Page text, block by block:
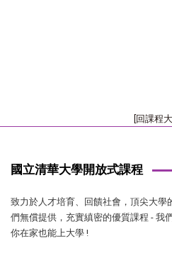
[回課程
國立清華大學開放式課程
致力於人才培育、回饋社會，頂尖大學
們無償提供，充實縝密的優質課程 - 我
你在家也能上大學 !